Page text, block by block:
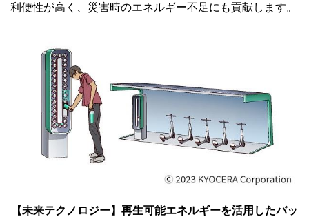
利便性が高く、災害時のエネルギー不足にも貢献します。
【未来テクノロジー】再生可能エネルギーを活用したバッ